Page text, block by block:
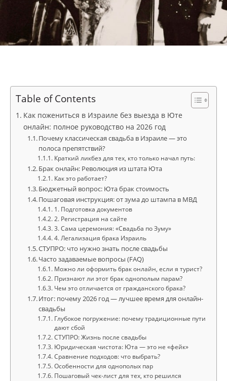
Table of Contents
Как пожениться в Израиле без выезда в Юте
онлайн: полное руководство на 2026 год
Почему классическая свадьба в Израиле — это
полоса препятствий?
Краткий ликбез для тех, кто только начал путь:
Брак онлайн: Революция из штата Юта
Как это работает?
Бюджетный вопрос: Юта брак стоимость
Пошаговая инструкция: от зума до штампа в МВД
1. Подготовка документов
2. Регистрация на сайте
3. Сама церемония: «Свадьба по Зуму»
4. Легализация брака Израиль
СТУПРО: что нужно знать после свадьбы
Часто задаваемые вопросы (FAQ)
Можно ли оформить брак онлайн, если я турист?
Признают ли этот брак однополым парам?
Чем это отличается от гражданского брака?
Итог: почему 2026 год — лучшее время для онлайн-
свадьбы
Глубокое погружение: почему традиционные пути
дают сбой
СТУПРО: Жизнь после свадьбы
Юридическая чистота: Юта — это не «фейк»
Сравнение подходов: что выбрать?
Особенности для однополых пар
Пошаговый чек-лист для тех, кто решился